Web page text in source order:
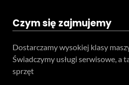
Czym się zajmujemy
Dostarczamy wysokiej klasy
Świadczymy usługi serwisowe, a
sprzęt